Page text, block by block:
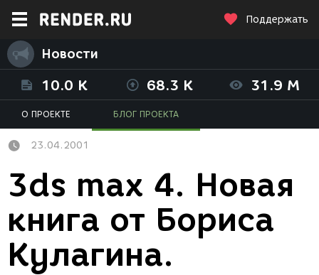
Поддержать
Новости
10.0 K 68.3 K 31.9 M
О ПРОЕКТЕ БЛОГ ПРОЕКТА
23.04.2001
3ds max 4. Новая
книга от Бориса
Кулагина.